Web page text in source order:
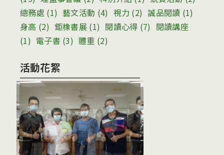
總務處 (1) 藝文活動 (4) 視力 (2) 誠品閱讀 (1)
身高 (2) 鉅橡書展 (1) 閱讀心得 (7) 閱讀講座
(1) 電子書 (3) 體重 (2)
活動花絮